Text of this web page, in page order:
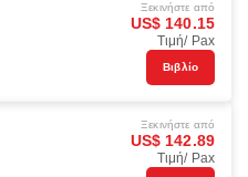
Ξεκινήστε από
US$ 140.15
Τιμή/ Pax
Βιβλίο
Ξεκινήστε από
US$ 142.89
Τιμή/ Pax